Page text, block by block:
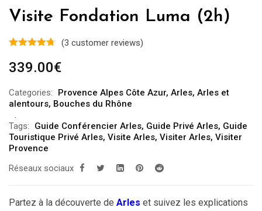
Visite Fondation Luma (2h)
(3 customer reviews)
339.00€
Categories: Provence Alpes Côte Azur, Arles, Arles et
alentours, Bouches du Rhône
Tags: Guide Conférencier Arles, Guide Privé Arles, Guide
Touristique Privé Arles, Visite Arles, Visiter Arles, Visiter
Provence
Réseaux sociaux
Partez à la découverte de Arles et suivez les explications